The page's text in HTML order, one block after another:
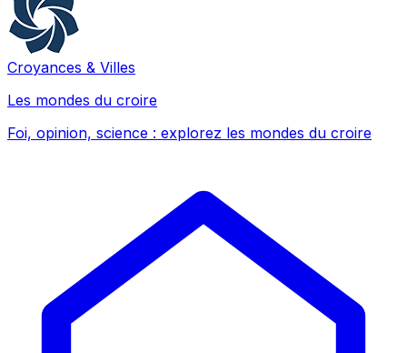
Croyances & Villes
Les mondes du croire
Foi, opinion, science : explorez les mondes du croire